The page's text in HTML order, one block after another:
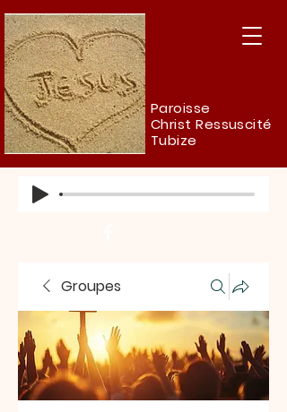
Paroisse
Christ Ressuscité
Tubize
Groupes